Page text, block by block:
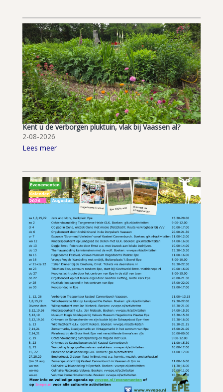
Kent u de verborgen pluktuin, vlak bij Vaassen al?
2-08-2026
Lees meer